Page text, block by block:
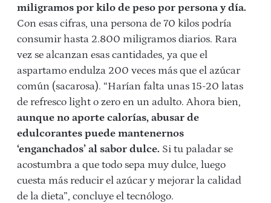
miligramos por kilo de peso por persona y día.
Con esas cifras, una persona de 70 kilos podría
consumir hasta 2.800 miligramos diarios. Rara
vez se alcanzan esas cantidades, ya que el
aspartamo endulza 200 veces más que el azúcar
común (sacarosa). “Harían falta unas 15-20 latas
de refresco light o zero en un adulto. Ahora bien,
aunque no aporte calorías, abusar de
edulcorantes puede mantenernos
‘enganchados’ al sabor dulce. Si tu paladar se
acostumbra a que todo sepa muy dulce, luego
cuesta más reducir el azúcar y mejorar la calidad
de la dieta”, concluye el tecnólogo.